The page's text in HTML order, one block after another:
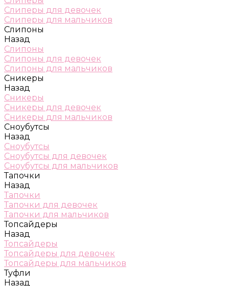
Слиперы для девочек
Слиперы для мальчиков
Слипоны
Назад
Слипоны
Слипоны для девочек
Слипоны для мальчиков
Сникеры
Назад
Сникеры
Сникеры для девочек
Сникеры для мальчиков
Сноубутсы
Назад
Сноубутсы
Сноубутсы для девочек
Сноубутсы для мальчиков
Тапочки
Назад
Тапочки
Тапочки для девочек
Тапочки для мальчиков
Топсайдеры
Назад
Топсайдеры
Топсайдеры для девочек
Топсайдеры для мальчиков
Туфли
Назад